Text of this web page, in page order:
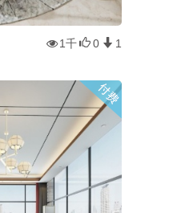
1千 0 1